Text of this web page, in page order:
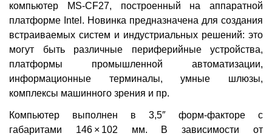
компьютер MS-CF27, построенный на аппаратной
платформе Intel. Новинка предназначена для создания
встраиваемых систем и индустриальных решений: это
могут быть различные периферийные устройства,
платформы промышленной автоматизации,
информационные терминалы, умные шлюзы,
комплексы машинного зрения и пр.
Компьютер выполнен в 3,5″ форм-факторе с
габаритами 146 × 102 мм. В зависимости от